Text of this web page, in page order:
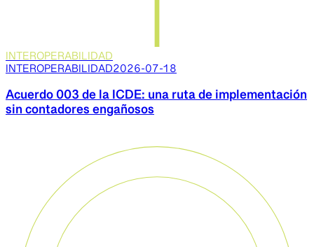
INTEROPERABILIDAD
INTEROPERABILIDAD2026-07-18
Acuerdo 003 de la ICDE: una ruta de implementación
sin contadores engañosos